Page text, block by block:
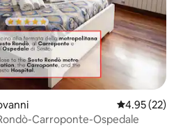
Calificación
4.95 (22)
Carroponte-Ospedale